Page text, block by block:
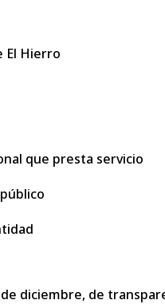
El Hierro
que presta servicio
diciembre, de